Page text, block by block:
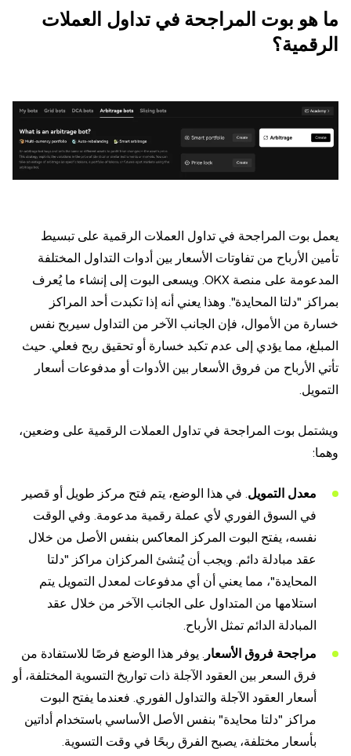
ما هو بوت المراجحة في تداول العملات
الرقمية؟
يعمل بوت المراجحة في تداول العملات الرقمية على تبسيط
تأمين الأرباح من تفاوتات الأسعار بين أدوات التداول المختلفة
المدعومة على منصة OKX. ويسعى البوت إلى إنشاء ما يُعرف
بمراكز "دلتا المحايدة". وهذا يعني أنه إذا تكبدت أحد المراكز
خسارة من الأموال، فإن الجانب الآخر من التداول سيربح نفس
المبلغ، مما يؤدي إلى عدم تكبد خسارة أو تحقيق ربح فعلي. حيث
تأتي الأرباح من فروق الأسعار بين الأدوات أو مدفوعات أسعار
التمويل.
ويشتمل بوت المراجحة في تداول العملات الرقمية على وضعين،
وهما:
معدل التمويل. في هذا الوضع، يتم فتح مركز طويل أو قصير
في السوق الفوري لأي عملة رقمية مدعومة. وفي الوقت
نفسه، يفتح البوت المركز المعاكس بنفس الأصل من خلال
عقد مبادلة دائم. ويجب أن يُنشئ المركزان مراكز "دلتا
المحايدة"، مما يعني أن أي مدفوعات لمعدل التمويل يتم
استلامها من المتداول على الجانب الآخر من خلال عقد
المبادلة الدائم تمثل الأرباح.
مراجحة فروق الأسعار . يوفر هذا الوضع فرصًا للاستفادة من
فرق السعر بين العقود الآجلة ذات تواريخ التسوية المختلفة، أو
أسعار العقود الآجلة والتداول الفوري. فعندما يفتح البوت
مراكز "دلتا محايدة" بنفس الأصل الأساسي باستخدام أداتين
بأسعار مختلفة، يصبح الفرق ربحًا في وقت التسوية.